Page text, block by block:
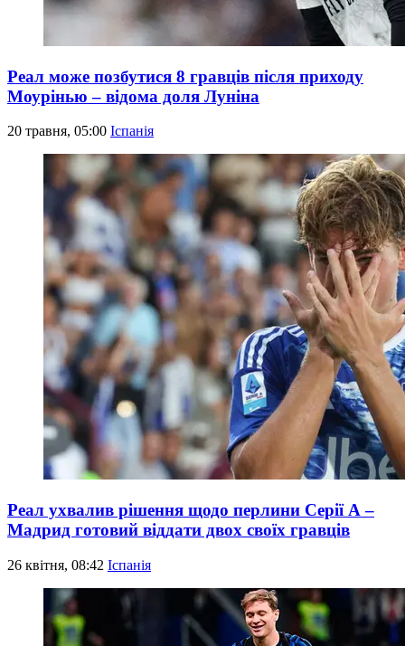
Реал може позбутися 8 гравців після приходу
Моурінью – відома доля Луніна
20 травня, 05:00 Іспанія
Реал ухвалив рішення щодо перлини Серії А –
Мадрид готовий віддати двох своїх гравців
26 квітня, 08:42 Іспанія